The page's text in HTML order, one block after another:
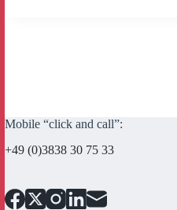
Mobile “click and call”:
+49 (0)3838 30 75 33